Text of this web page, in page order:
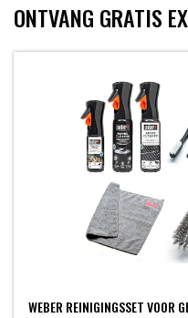
ONTVANG GRATIS
WEBER REINIGINGSSET VOOR